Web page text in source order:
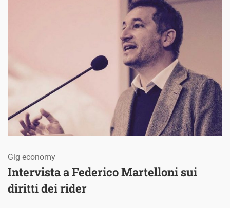
Intervista a Federico Martelloni sui
diritti dei rider
Gig economy